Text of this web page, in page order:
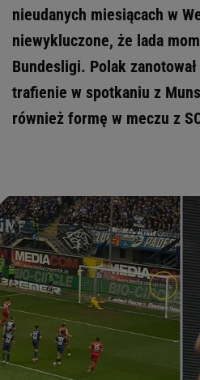
nieudanych miesiącach w
niewykluczone, że lada
Bundesligi. Polak
trafienie w spotkaniu z
również formę w meczu z